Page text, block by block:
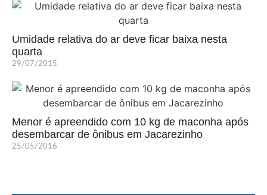
Umidade relativa do ar deve ficar baixa nesta
quarta
29/07/2015
Menor é apreendido com 10 kg de maconha após
desembarcar de ônibus em Jacarezinho
25/05/2016